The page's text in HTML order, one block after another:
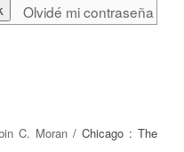
C. Moran / Chicago : The
Olvidé mi contraseña